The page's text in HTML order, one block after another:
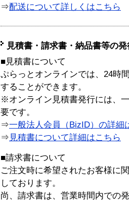
⇒配送について詳しくはこちら
見積書・請求書・納品書等の
■見積書について
ぷらっとオンラインでは、24時
することができます。
※オンライン見積書発行には、
要です。
⇒一般法人会員（BizID）の詳細
⇒ 見積書について詳細はこちら
■請求書について
ご注文時に希望されたお客様に
しております。
尚、請求書は、営業時間内での